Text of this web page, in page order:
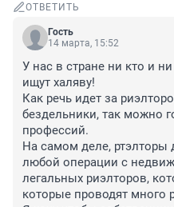
ОТВЕТИТЬ
Гость
14 марта, 15:52
У нас в стране ни кто и
ищут халяву!
Как речь идет за
бездельники, так можно
профессий.
На самом деле, ртэлторы
любой операции с
легальных риэлторов,
которые проводят много